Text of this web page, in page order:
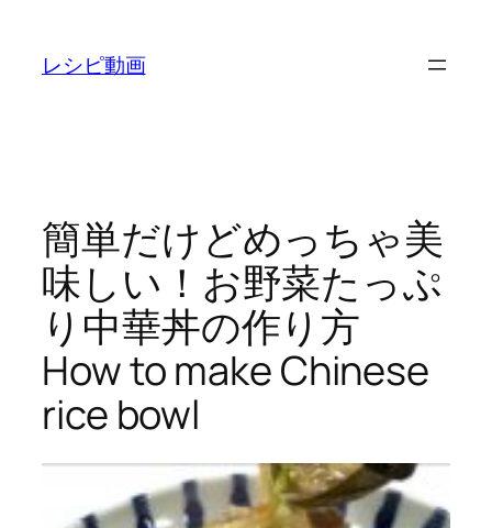
レシピ動画
簡単だけどめっちゃ美
味しい！お野菜たっぷ
り中華丼の作り方
How to make Chinese
rice bowl